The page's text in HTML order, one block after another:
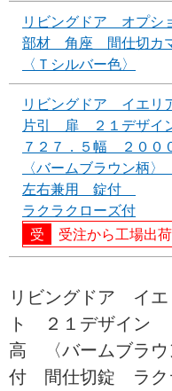
リビングドア オプシ
部材 角座 間仕切カ
〈Ｔシルバー色〉
リビングドア イエリ
片引 扉 ２１デザイ
７２７．５幅 ２００
〈バームブラウン柄〉
左右兼用 錠付
ラクラクローズ付
受注から工場出
リビングドア イ
ト ２１デザイン
高 〈バームブラ
付 間仕切錠 ラク